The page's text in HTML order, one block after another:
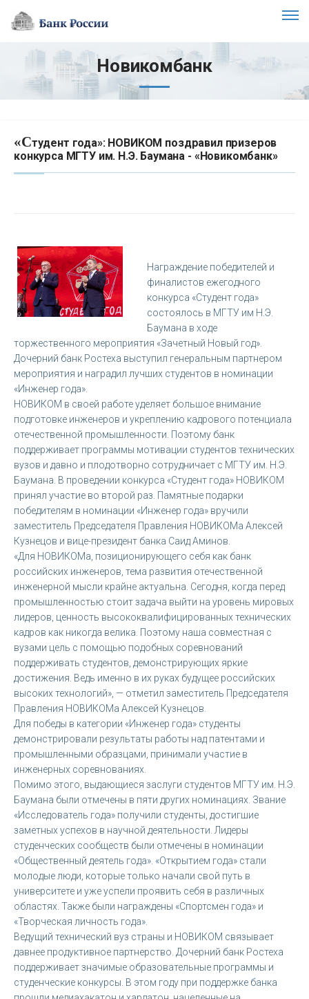
Новикомбанк
«Студент года»: НОВИКОМ поздравил призеров
конкурса МГТУ им. Н.Э. Баумана - «Новикомбанк»
Награждение победителей и
финалистов ежегодного
конкурса «Студент года»
состоялось в МГТУ им Н.Э.
Баумана в ходе
торжественного мероприятия «Зачетный Новый год».
Дочерний банк Ростеха выступил генеральным партнером
мероприятия и наградил лучших студентов в номинации
«Инженер года».
НОВИКОМ в своей работе уделяет большое внимание
подготовке инженеров и укреплению кадрового потенциала
отечественной промышленности. Поэтому банк
поддерживает программы мотивации студентов технических
вузов и давно и плодотворно сотрудничает с МГТУ им. Н.Э.
Баумана. В проведении конкурса «Студент года» НОВИКОМ
принял участие во второй раз. Памятные подарки
победителям в номинации «Инженер года» вручили
заместитель Председателя Правления НОВИКОМа Алексей
Кузнецов и вице-президент банка Саид Аминов.
«Для НОВИКОМа, позиционирующего себя как банк
российских инженеров, тема развития отечественной
инженерной мысли крайне актуальна. Сегодня, когда перед
промышленностью стоит задача выйти на уровень мировых
лидеров, ценность высококвалифицированных технических
кадров как никогда велика. Поэтому наша совместная с
вузами цель с помощью подобных соревнований
поддерживать студентов, демонстрирующих яркие
достижения. Ведь именно в их руках будущее российских
высоких технологий», — отметил заместитель Председателя
Правления НОВИКОМа Алексей Кузнецов.
Для победы в категории «Инженер года» студенты
демонстрировали результаты работы над патентами и
промышленными образцами, принимали участие в
инженерных соревнованиях.
Помимо этого, выдающиеся заслуги студентов МГТУ им. Н.Э.
Баумана были отмечены в пяти других номинациях. Звание
«Исследователь года» получили студенты, достигшие
заметных успехов в научной деятельности. Лидеры
студенческих сообществ были отмечены в номинации
«Общественный деятель года». «Открытием года» стали
молодые люди, которые только начали свой путь в
университете и уже успели проявить себя в различных
областях. Также были награждены «Спортсмен года» и
«Творческая личность года».
Ведущий технический вуз страны и НОВИКОМ связывает
давнее продуктивное партнерство. Дочерний банк Ростеха
поддерживает значимые образовательные программы и
студенческие конкурсы. В этом году при поддержке банка